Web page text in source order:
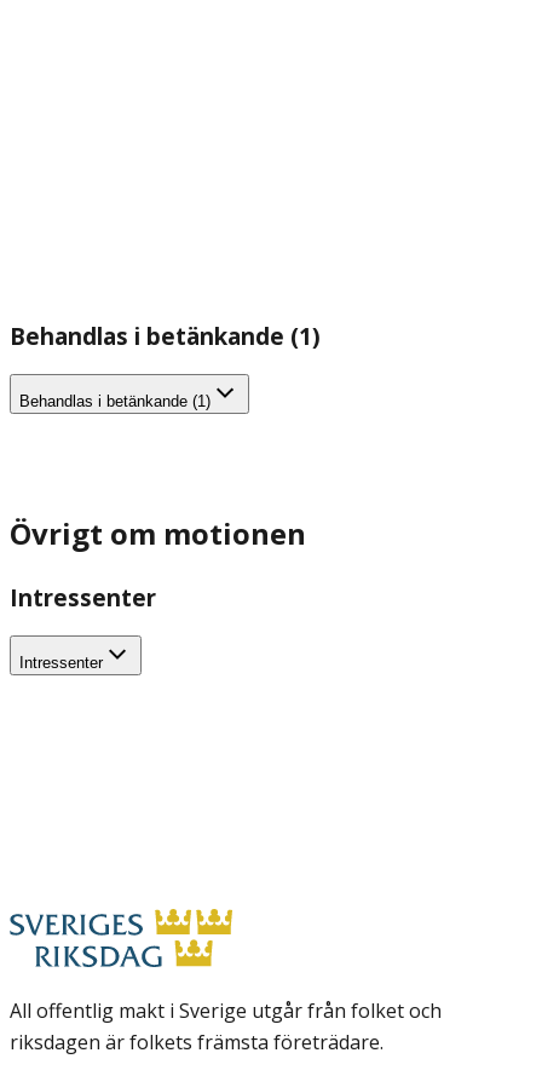
Behandlas i betänkande (1)
Behandlas i betänkande (1)
Övrigt om motionen
Intressenter
Intressenter
All offentlig makt i Sverige utgår från folket och
riksdagen är folkets främsta företrädare.